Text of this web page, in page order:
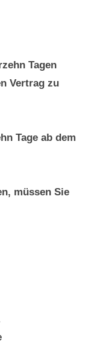
Tagen
Vertrag zu
Tage ab dem
müssen Sie